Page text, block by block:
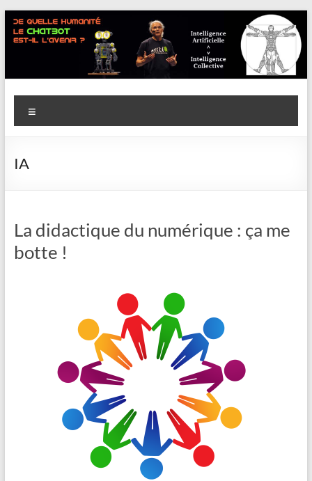
Aller
au
contenu
Savoir
en
actes
Cazeneuve
IA
La didactique du numérique : ça me
botte !